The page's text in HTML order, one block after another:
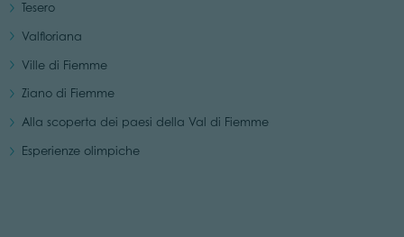
Tesero
Valfloriana
Ville di Fiemme
Ziano di Fiemme
Alla scoperta dei paesi della Val di Fiemme
Esperienze olimpiche